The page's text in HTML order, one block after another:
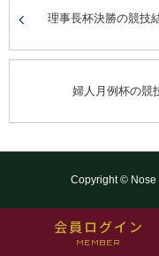
会員ログイン
MEMBER
理事長杯決勝の競技
婦人月例杯の競
Copyright © Nose